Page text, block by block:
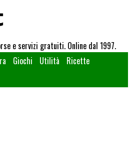
e servizi gratuiti. Online dal 1997.
Giochi Utilità
Ricette